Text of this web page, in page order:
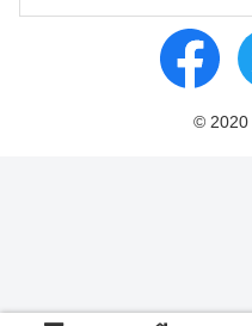
© 2020